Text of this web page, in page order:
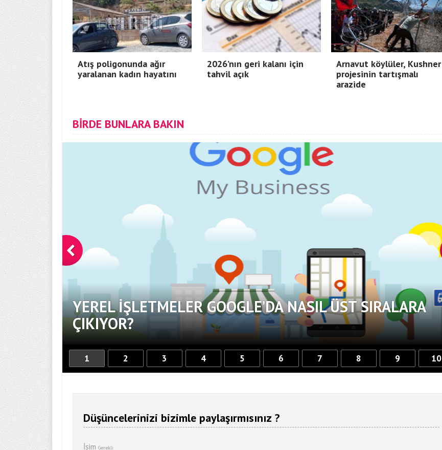
Atış poligonunda ağır
yaralanan kadın hayatını
2026’nın geri kalanı için
tahvil açık
Arnavut köylüler, Kushner
projesinin tartışmalı
arazide
BİRDE BUNLARA BAKIN
YEREL İŞLETMELER GOOGLE’DA NASIL ÜST SIRALARA
ÇIKIYOR?
1 2 3 4 5 6 7 8 9 10
Düşüncelerinizi bizimle paylaşırmısınız ?
İsim Gerekli